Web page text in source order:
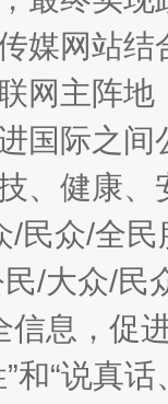
媒网站
网主阵
国际之
、健康
/民众/全
/大众/民
信息，促
和“说真